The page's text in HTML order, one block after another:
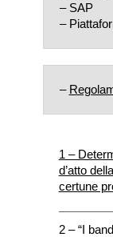
– SAP
–
–
1 –
d’atto
certune
2 – “I